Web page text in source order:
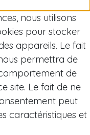
nous utilisons
pour stocker
appareils. Le fait
permettra de
de
site. Le fait de ne
peut
caractéristiques et